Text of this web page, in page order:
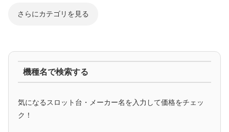
さらにカテゴリを見る
マイジャグ ファンキー アイム ゴージャグ ハッピー
アニメタイアップ
機種名で検索する
気になるスロット台・メーカー名を入力して価格をチェッ
ク！